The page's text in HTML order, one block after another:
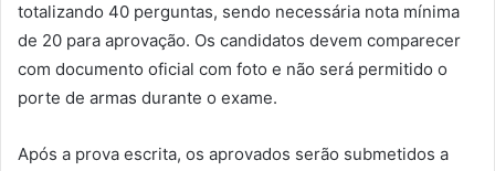
totalizando 40 perguntas, sendo necessária nota mínima
de 20 para aprovação. Os candidatos devem comparecer
com documento oficial com foto e não será permitido o
porte de armas durante o exame.
Após a prova escrita, os aprovados serão submetidos a